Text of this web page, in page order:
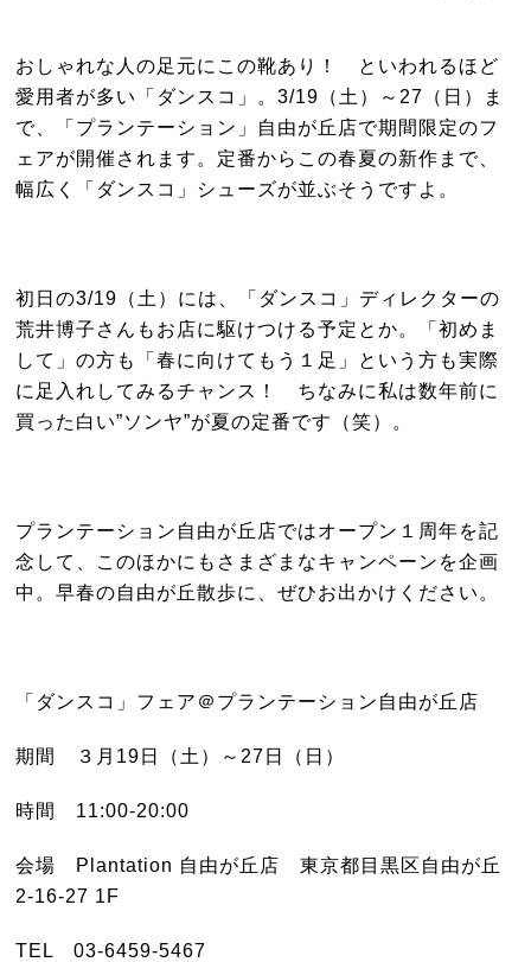
おしゃれな人の足元にこの靴あり！ といわれるほど
愛用者が多い「ダンスコ」。3/19（土）～27（日）ま
で、「プランテーション」自由が丘店で期間限定のフ
ェアが開催されます。定番からこの春夏の新作まで、
幅広く「ダンスコ」シューズが並ぶそうですよ。
初日の3/19（土）には、「ダンスコ」ディレクターの
荒井博子さんもお店に駆けつける予定とか。「初めま
して」の方も「春に向けてもう１足」という方も実際
に足入れしてみるチャンス！ ちなみに私は数年前に
買った白い”ソンヤ”が夏の定番です（笑）。
プランテーション自由が丘店ではオープン１周年を記
念して、このほかにもさまざまなキャンペーンを企画
中。早春の自由が丘散歩に、ぜひお出かけください。
「ダンスコ」フェア＠プランテーション自由が丘店
期間 ３月19日（土）～27日（日）
時間 11:00-20:00
会場 Plantation 自由が丘店 東京都目黒区自由が丘
2-16-27 1F
TEL 03-6459-5467